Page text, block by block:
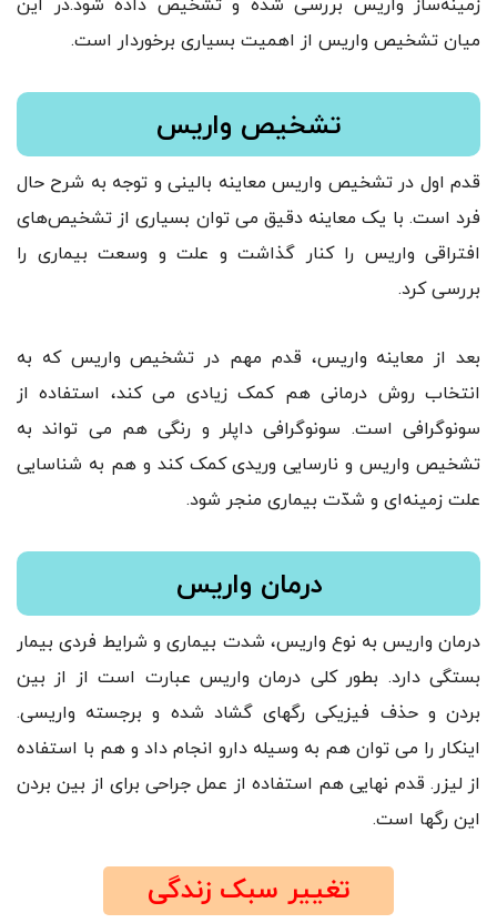
زمینه‌ساز واریس بررسی شده و تشخیص داده شود.در این
میان تشخیص واریس از اهمیت بسیاری برخوردار است.
تشخیص واریس
قدم اول در تشخیص واریس معاینه بالینی و توجه به شرح حال
فرد است. با یک معاینه دقیق می توان بسیاری از تشخیص‌های
افتراقی واریس را کنار گذاشت و علت و وسعت بیماری را
بررسی کرد.
بعد از معاینه واریس، قدم مهم در تشخیص واریس که به
انتخاب روش درمانی هم کمک زیادی می کند، استفاده از
سونوگرافی است. سونوگرافی داپلر و رنگی هم می تواند به
تشخیص واریس و نارسایی وریدی کمک کند و هم به شناسایی
علت زمینه‌ای و شدّت بیماری منجر شود.
درمان واریس
درمان واریس به نوع واریس، شدت بیماری و شرایط فردی بیمار
بستگی دارد. بطور کلی درمان واریس عبارت است از از بین
بردن و حذف فیزیکی رگهای گشاد شده و برجسته واریسی.
اینکار را می توان هم به وسیله دارو انجام داد و هم با استفاده
از لیزر. قدم نهایی هم استفاده از عمل جراحی برای از بین بردن
این رگها است.
تغییر سبک زندگی